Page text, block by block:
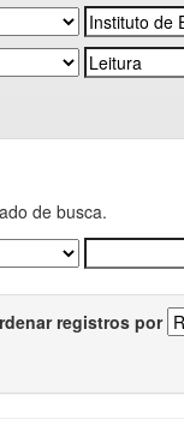
de busca.
registros por